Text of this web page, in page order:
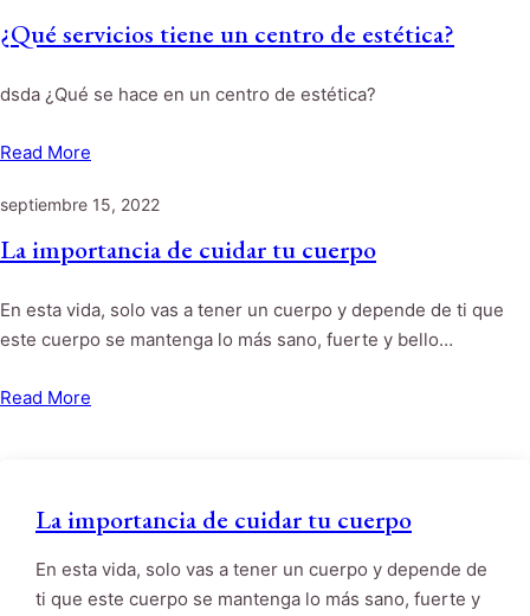
¿Qué servicios tiene un centro de estética?
dsda ¿Qué se hace en un centro de estética?
Read More
septiembre 15, 2022
La importancia de cuidar tu cuerpo
En esta vida, solo vas a tener un cuerpo y depende de ti que
este cuerpo se mantenga lo más sano, fuerte y bello…
Read More
La importancia de cuidar tu cuerpo
En esta vida, solo vas a tener un cuerpo y depende de
ti que este cuerpo se mantenga lo más sano, fuerte y